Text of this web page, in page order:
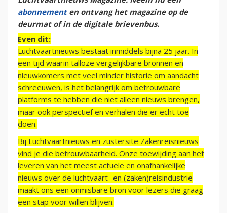
abonnementen ontvang het magazine op de
deurmat of in de digitale brievenbus.
Even dit:
Luchtvaartnieuws bestaat inmiddels bijna 25 jaar. In
een tijd waarin talloze vergelijkbare bronnen en
nieuwkomers met veel minder historie om aandacht
schreeuwen, is het belangrijk om betrouwbare
platforms te hebben die niet alleen nieuws brengen,
maar ook perspectief en verhalen die er echt toe
doen.
Bij Luchtvaartnieuws en zustersite Zakenreisnieuws
vind je die betrouwbaarheid. Onze toewijding aan het
leveren van het meest actuele en onafhankelijke
nieuws over de luchtvaart- en (zaken)reisindustrie
maakt ons een onmisbare bron voor lezers die graag
een stap voor willen blijven.